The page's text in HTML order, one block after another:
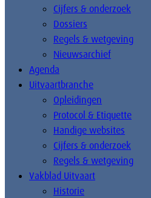
Cijfers & onderzoek
Dossiers
Regels & wetgeving
Nieuwsarchief
Agenda
Uitvaartbranche
Opleidingen
Protocol & Etiquette
Handige websites
Cijfers & onderzoek
Regels & wetgeving
Vakblad Uitvaart
Historie